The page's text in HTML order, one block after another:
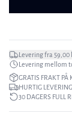
Levering fra 59,00
Levering mellom
GRATIS FRAKT PÅ
HURTIG LEVERING
30 DAGERS FULL